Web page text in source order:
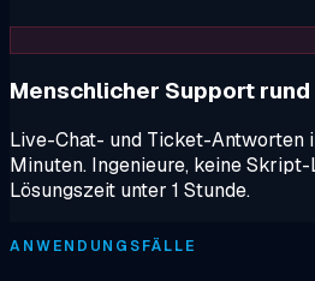
Menschlicher Support rund
Live-Chat- und Ticket-Antworten
Minuten. Ingenieure, keine
Lösungszeit unter 1 Stunde.
ANWENDUNGSFÄLLE